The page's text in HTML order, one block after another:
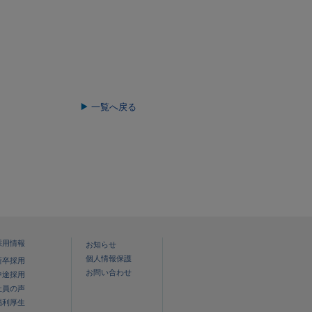
一覧へ戻る
用情報
卒採用
途採用
員の声
利厚生
お知らせ
個人情報保護
お問い合わせ